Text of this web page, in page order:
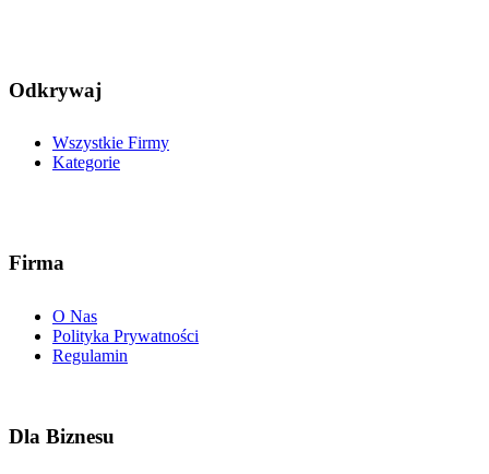
Odkrywaj
Wszystkie Firmy
Kategorie
Firma
O Nas
Polityka Prywatności
Regulamin
Dla Biznesu